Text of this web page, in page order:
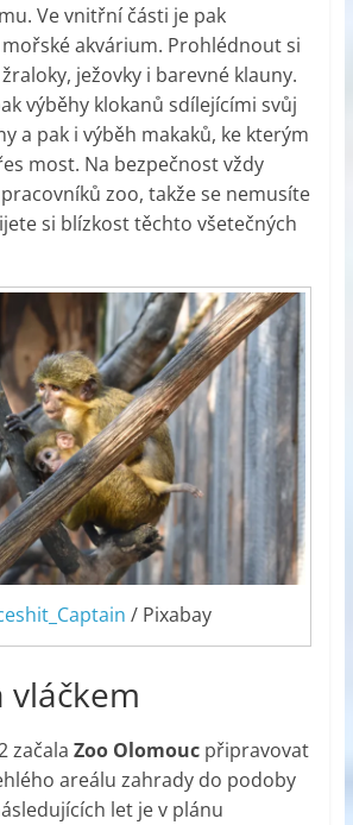
Ve vnitřní části je pak
akvárium. Prohlédnout si
ježovky i barevné klauny.
výběhy klokanů sdílejícími svůj
a pak i výběh makaků, ke kterým
most. Na bezpečnost vždy
zoo, takže se nemusíte
si blízkost těchto všetečných
/ Pixabay
vláčkem
začala Zoo Olomoucpřipravovat
areálu zahrady do podoby
let je v plánu